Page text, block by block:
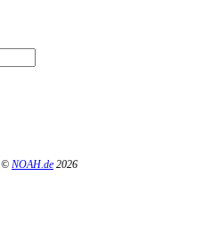
© NOAH.de 2026